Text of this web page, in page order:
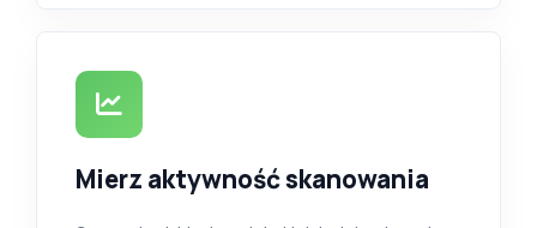
Mierz aktywność skanowania